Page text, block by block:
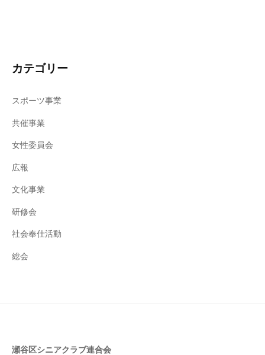
カテゴリー
スポーツ事業
共催事業
女性委員会
広報
文化事業
研修会
社会奉仕活動
総会
瀬谷区シニアクラブ連合会